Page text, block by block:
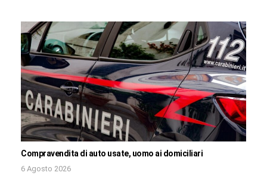
Compravendita di auto usate, uomo ai domiciliari
6 Agosto 2026